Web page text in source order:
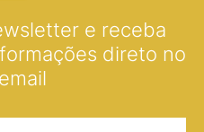
e receba
direto no